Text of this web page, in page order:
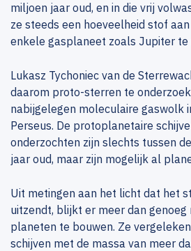
miljoen jaar oud, en in die vrij
ze steeds een hoeveelheid stof
enkele gasplaneet zoals Jupiter te
Lukasz Tychoniec van de
daarom proto-sterren te
nabijgelegen moleculaire gaswolk
Perseus. De protoplanetaire
onderzochten zijn slechts tussen
jaar oud, maar zijn mogelijk al
Uit metingen aan het licht dat het
uitzendt, blijkt er meer dan
planeten te bouwen. Ze
schijven met de massa van meer